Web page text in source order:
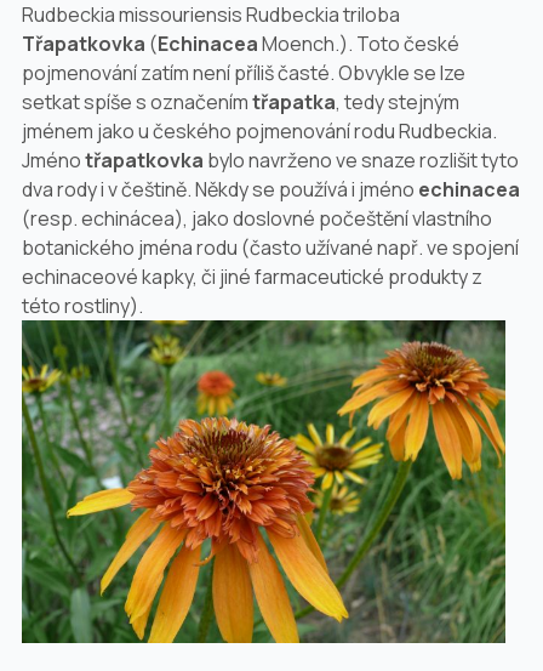
Rudbeckia missouriensis Rudbeckia triloba
Třapatkovka (EchinaceaMoench.). Toto české
pojmenování zatím není příliš časté. Obvykle se lze
setkat spíše s označenímtřapatka, tedy stejným
jménem jako u českého pojmenování roduRudbeckia.
Jménotřapatkovka bylo navrženo ve snaze rozlišit tyto
dva rody i v češtině. Někdy se používá i jméno echinacea
(resp. echinácea), jako doslovné počeštění vlastního
botanického jména rodu (často užívané např. ve spojení
echinaceové kapky, či jiné farmaceutické produkty z
této rostliny).